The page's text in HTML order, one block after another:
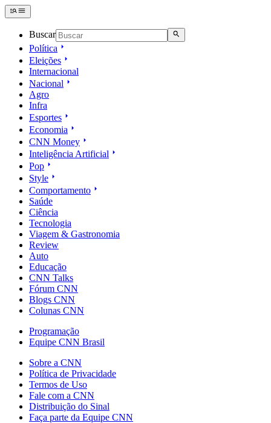
Buscar
Política
Eleições
Internacional
Nacional
Agro
Infra
Esportes
Economia
CNN Money
Inteligência Artificial
Pop
Style
Comportamento
Saúde
Ciência
Tecnologia
Viagem & Gastronomia
Review
Auto
Educação
CNN Talks
Fórum CNN
Blogs CNN
Colunas CNN
Programação
Equipe CNN Brasil
Sobre a CNN
Política de Privacidade
Termos de Uso
Fale com a CNN
Distribuição do Sinal
Faça parte da Equipe CNN